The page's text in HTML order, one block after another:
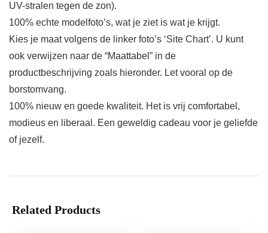
UV-stralen tegen de zon).
100% echte modelfoto’s, wat je ziet is wat je krijgt.
Kies je maat volgens de linker foto’s ‘Site Chart’. U kunt
ook verwijzen naar de “Maattabel” in de
productbeschrijving zoals hieronder. Let vooral op de
borstomvang.
100% nieuw en goede kwaliteit. Het is vrij comfortabel,
modieus en liberaal. Een geweldig cadeau voor je geliefde
of jezelf.
Related Products